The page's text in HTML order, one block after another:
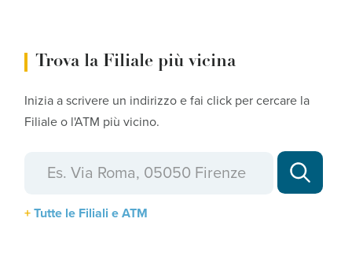
Trova la Filiale più vicina
Inizia a scrivere un indirizzo e fai click per cercare la
Filiale o l'ATM più vicino.
Tutte le Filiali e ATM